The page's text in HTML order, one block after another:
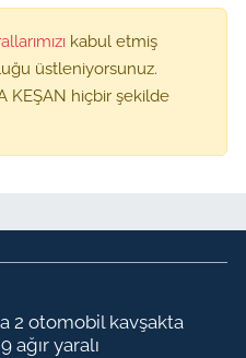
kabul etmiş
üstleniyorsunuz.
KEŞAN hiçbir şekilde
2 otomobil kavşakta
ağır yaralı